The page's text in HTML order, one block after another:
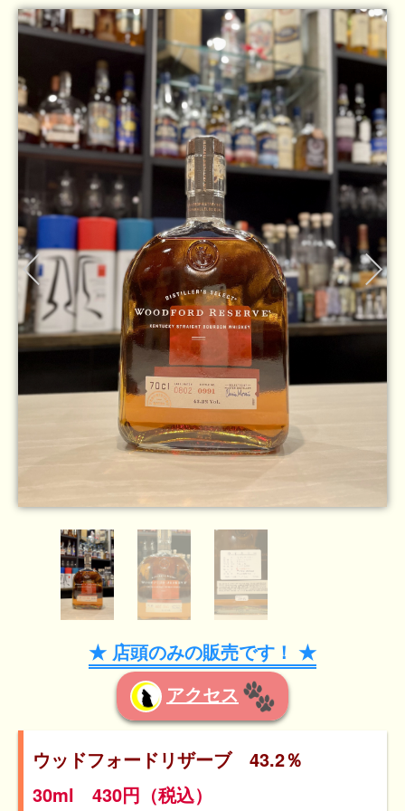
★ 店頭のみの販売です！ ★
アクセス
ウッドフォードリザーブ 43.2％
30ml 430円（税込）